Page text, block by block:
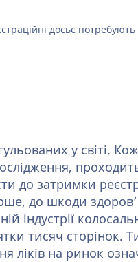
досьє потребують
у світі.
до затримки
до шкоди
індустрії
тисяч сторінок.
на ринок